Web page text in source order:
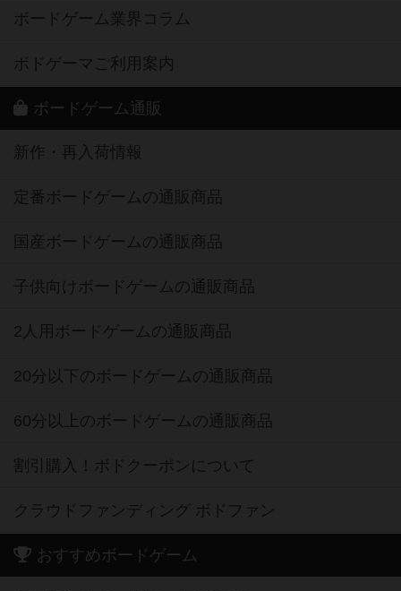
ボードゲーム業界コラム
ボドゲーマご利用案内
ボードゲーム通販
新作・再入荷情報
定番ボードゲームの通販商品
国産ボードゲームの通販商品
子供向けボードゲームの通販商品
2人用ボードゲームの通販商品
20分以下のボードゲームの通販商品
60分以上のボードゲームの通販商品
割引購入！ボドクーポンについて
クラウドファンディング ボドファン
おすすめボードゲーム